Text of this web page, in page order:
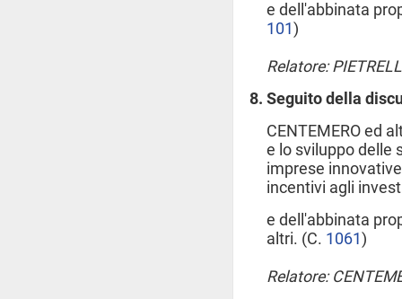
e dell'abbinata
101 ​)
Relatore:
Seguito della
CENTEMERO ed
e lo sviluppo delle
imprese
incentivi agli
e dell'abbinata
altri. (C. 1061 ​)
Relatore: